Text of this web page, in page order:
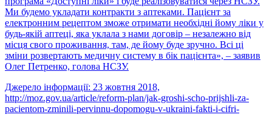
Ми будемо укладати контракти з аптеками. Пацієнт за
електронним рецептом зможе отримати необхідні йому ліки у
будь-якій аптеці, яка уклала з нами договір – незалежно від
місця свого проживання, там, де йому буде зручно. Всі ці
зміни розвертають медичну систему в бік пацієнта», – заявив
Олег Петренко, голова НСЗУ.
Джерело інформації: 23 жовтня 2018,
http://moz.gov.ua/article/reform-plan/jak-groshi-scho-prijshli-za-
pacientom-zminili-pervinnu-dopomogu-v-ukraini-fakti-i-cifri-